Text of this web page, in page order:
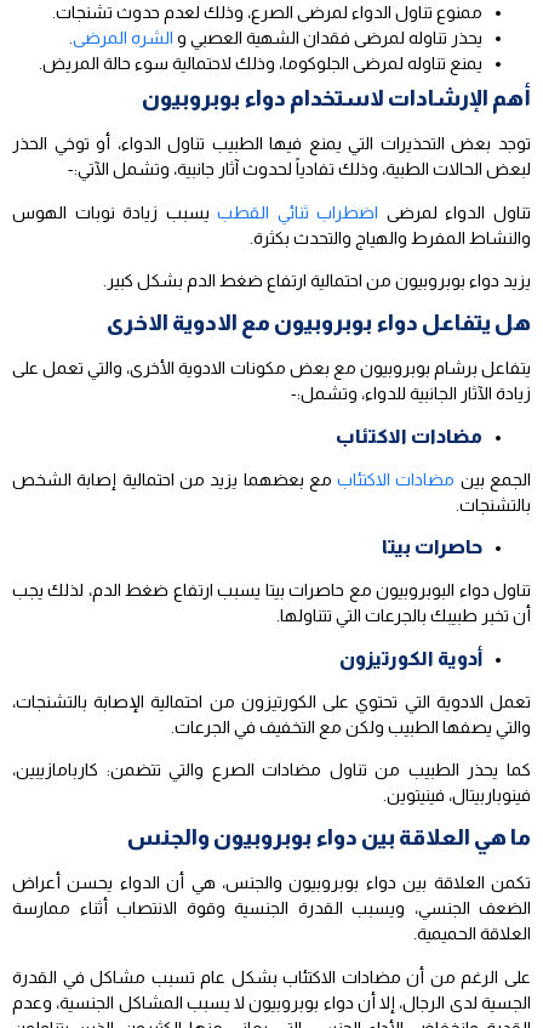
ممنوع تناول الدواء لمرضى الصرع، وذلك لعدم حدوث تشنجات.
يحذر تناوله لمرضى فقدان الشهية العصبي و الشره المرضى.
يمنع تناوله لمرضى الجلوكوما، وذلك لاحتمالية سوء حالة المريض.
أهم الإرشادات لاستخدام دواء بوبروبيون
توجد بعض التحذيرات التي يمنع فيها الطبيب تناول الدواء، أو توخي الحذر
لبعض الحالات الطبية، وذلك تفادياً لحدوث آثار جانبية، وتشمل الآتي:-
تناول الدواء لمرضى اضطراب ثنائي القطبيسبب زيادة نوبات الهوس
والنشاط المفرط والهياج والتحدث بكثرة.
يزيد دواء بوبروبيون من احتمالية ارتفاع ضغط الدم بشكل كبير.
هل يتفاعل دواء بوبروبيون مع الادوية الاخرى
يتفاعل برشام بوبروبيون مع بعض مكونات الادوية الأخرى، والتي تعمل على
زيادة الآثار الجانبية للدواء، وتشمل:-
مضادات الاكتئاب
الجمع بين مضادات الاكتئابمع بعضهما يزيد من احتمالية إصابة الشخص
بالتشنجات.
حاصرات بيتا
تناول دواء البوبروبيون مع حاصرات بيتا يسبب ارتفاع ضغط الدم، لذلك يجب
أن تخبر طبيبك بالجرعات التي تتناولها.
أدوية الكورتيزون
تعمل الادوية التي تحتوي على الكورتيزون من احتمالية الإصابة بالتشنجات،
والتي يصفها الطبيب ولكن مع التخفيف في الجرعات.
كما يحذر الطبيب من تناول مضادات الصرع والتي تتضمن: كاربامازيبين،
فينوباربيتال، فينيتوين.
ما هي العلاقة بين دواء بوبروبيون والجنس
تكمن العلاقة بين دواء بوبروبيون والجنس، هي أن الدواء يحسن أعراض
الضعف الجنسي، ويسبب القدرة الجنسية وقوة الانتصاب أثناء ممارسة
العلاقة الحميمية.
على الرغم من أن مضادات الاكتئاب بشكل عام تسبب مشاكل في القدرة
الجسية لدى الرجال، إلا أن دواء بوبروبيون لا يسبب المشاكل الجنسية، وعدم